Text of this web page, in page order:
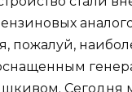
пожалуй,
Сегодня